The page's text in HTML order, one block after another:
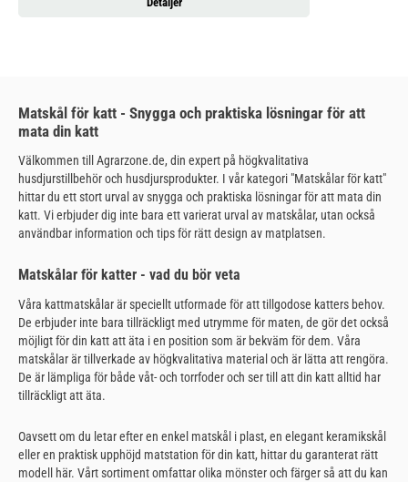
Matskål för katt - Snygga och praktiska lösningar för att
mata din katt
Välkommen till Agrarzone.de, din expert på högkvalitativa
husdjurstillbehör och husdjursprodukter. I vår kategori "Matskålar för katt"
hittar du ett stort urval av snygga och praktiska lösningar för att mata din
katt. Vi erbjuder dig inte bara ett varierat urval av matskålar, utan också
användbar information och tips för rätt design av matplatsen.
Matskålar för katter - vad du bör veta
Våra kattmatskålar är speciellt utformade för att tillgodose katters behov.
De erbjuder inte bara tillräckligt med utrymme för maten, de gör det också
möjligt för din katt att äta i en position som är bekväm för dem. Våra
matskålar är tillverkade av högkvalitativa material och är lätta att rengöra.
De är lämpliga för både våt- och torrfoder och ser till att din katt alltid har
tillräckligt att äta.
Oavsett om du letar efter en enkel matskål i plast, en elegant keramikskål
eller en praktisk upphöjd matstation för din katt, hittar du garanterat rätt
modell här. Vårt sortiment omfattar olika mönster och färger så att du kan